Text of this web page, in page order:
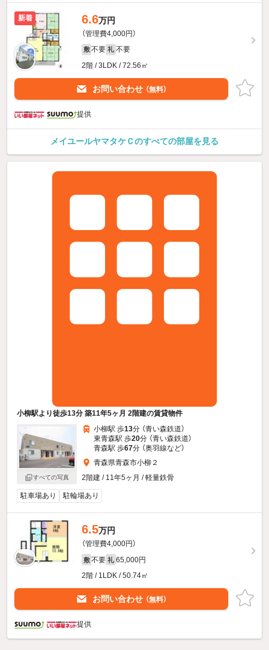
新着 6.6万円
（管理費4,000円）
敷 不要 礼 不要
2階 / 3LDK / 72.56㎡
お問い合わせ （無料）
提供
メイユールヤマタケＣのすべての部屋を見る
小柳駅より徒歩13分 築11年5ヶ月 2階建の賃貸物件
すべての写真
小柳駅 歩13分 （青い森鉄道）
東青森駅 歩20分 （青い森鉄道）
青森駅 歩67分 （奥羽線など）
青森県青森市小柳２
2階建 / 11年5ヶ月 / 軽量鉄骨
駐車場あり 駐輪場あり
6.5万円
（管理費4,000円）
敷 不要 礼 65,000円
2階 / 1LDK / 50.74㎡
お問い合わせ （無料）
提供